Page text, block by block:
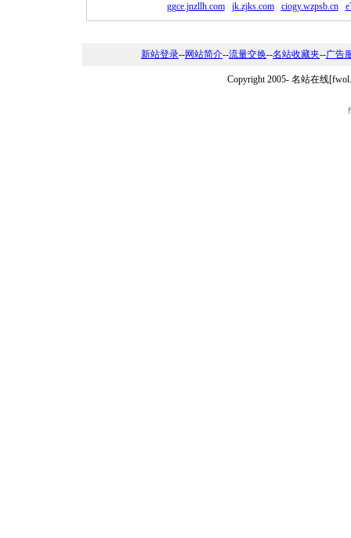
ggce.jnzllh.com jk.zjks.com ciogy.wzpsb.cn
新站登录--网站简介--流量交换--名站收藏夹--广告
Copyright 2005- 名站在线